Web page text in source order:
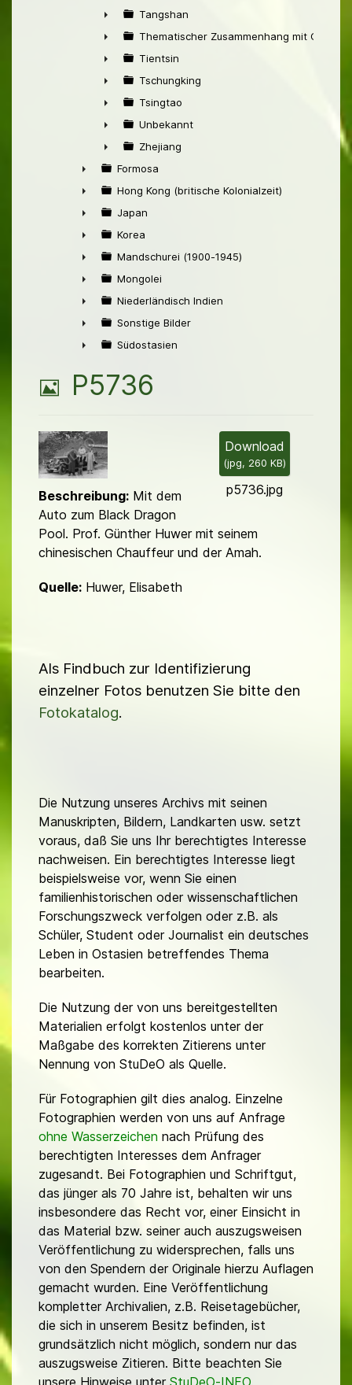
►
►
Tangshan
►
Thematischer Zusammenhang mit China
►
Tientsin
►
Tschungking
►
Tsingtao
►
Unbekannt
►
Zhejiang
►
Formosa
►
Hong Kong (britische Kolonialzeit)
►
Japan
►
Korea
►
Mandschurei (1900-1945)
►
Mongolei
►
Niederländisch Indien
►
Sonstige Bilder
Südostasien
B
l
d
P5736
Download
(jpg, 260 KB)
p5736.jpg
Beschreibung: Mit dem
Auto zum Black Dragon
Pool. Prof. Günther Huwer mit seinem
chinesischen Chauffeur und der Amah.
Quelle: Huwer, Elisabeth
Als Findbuch zur Identifizierung
einzelner Fotos benutzen Sie bitte den
Fotokatalog.
Die Nutzung unseres Archivs mit seinen
Manuskripten, Bildern, Landkarten usw. setzt
voraus, daß Sie uns Ihr berechtigtes Interesse
nachweisen. Ein berechtigtes Interesse liegt
beispielsweise vor, wenn Sie einen
familienhistorischen oder wissenschaftlichen
Forschungszweck verfolgen oder z.B. als
Schüler, Student oder Journalist ein deutsches
Leben in Ostasien betreffendes Thema
bearbeiten.
Die Nutzung der von uns bereitgestellten
Materialien erfolgt kostenlos unter der
Maßgabe des korrekten Zitierens unter
Nennung von StuDeO als Quelle.
Für Fotographien gilt dies analog. Einzelne
Fotographien werden von uns auf Anfrage
ohne Wasserzeichen nach Prüfung des
berechtigten Interesses dem Anfrager
zugesandt. Bei Fotographien und Schriftgut,
das jünger als 70 Jahre ist, behalten wir uns
insbesondere das Recht vor, einer Einsicht in
das Material bzw. seiner auch auszugsweisen
Veröffentlichung zu widersprechen, falls uns
von den Spendern der Originale hierzu Auflagen
gemacht wurden. Eine Veröffentlichung
kompletter Archivalien, z.B. Reisetagebücher,
die sich in unserem Besitz befinden, ist
grundsätzlich nicht möglich, sondern nur das
auszugsweise Zitieren. Bitte beachten Sie